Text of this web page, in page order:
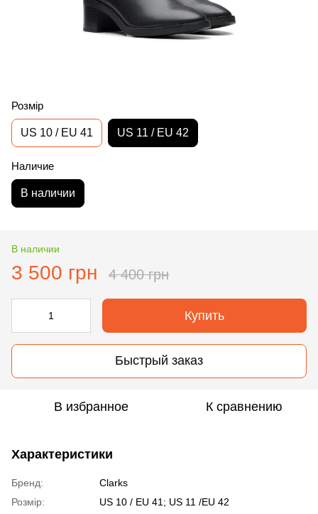
Розмір
US 10 / EU 41 US 11 / EU 42
Наличие
В наличии
В наличии
3 500 грн 4 400 грн
Купить
Быстрый заказ
В избранное К сравнению
Характеристики
Бренд:
Clarks
Розмір:
US 10 / EU 41; US 11 /EU 42